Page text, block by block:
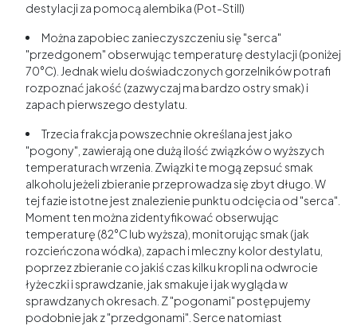
destylacji za pomocą alembika (Pot-Still)
Można zapobiec zanieczyszczeniu się "serca"
"przedgonem" obserwując temperaturę destylacji (poniżej
70°C). Jednak wielu doświadczonych gorzelników potrafi
rozpoznać jakość (zazwyczaj ma bardzo ostry smak) i
zapach pierwszego destylatu.
Trzecia frakcja powszechnie określana jest jako
"pogony", zawierają one dużą ilość związków o wyższych
temperaturach wrzenia. Związki te mogą zepsuć smak
alkoholu jeżeli zbieranie przeprowadza się zbyt długo. W
tej fazie istotne jest znalezienie punktu odcięcia od "serca".
Moment ten można zidentyfikować obserwując
temperaturę (82°C lub wyższa), monitorując smak (jak
rozcieńczona wódka), zapach i mleczny kolor destylatu,
poprzez zbieranie co jakiś czas kilku kropli na odwrocie
łyżeczki i sprawdzanie, jak smakuje i jak wygląda w
sprawdzanych okresach. Z "pogonami" postępujemy
podobnie jak z "przedgonami". Serce natomiast